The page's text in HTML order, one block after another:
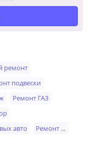
ремонт
подвески
Ремонт ГАЗ
авто Ремонт ...